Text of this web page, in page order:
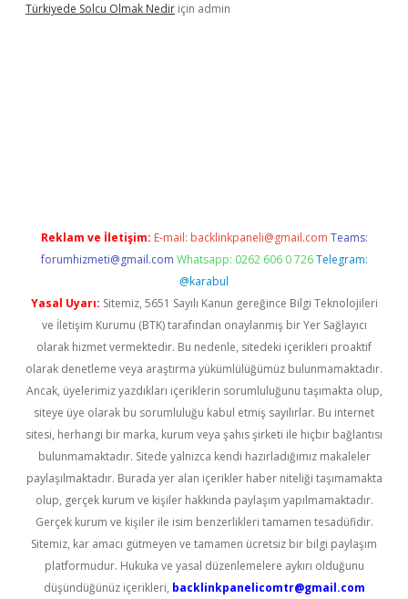
Türkiyede Solcu Olmak Nedir için admin
Reklam ve İletişim: E-mail: backlinkpaneli@gmail.com Teams:
forumhizmeti@gmail.com Whatsapp: 0262 606 0 726 Telegram:
@karabul
Yasal Uyarı: Sitemiz, 5651 Sayılı Kanun gereğince Bilgi Teknolojileri
ve İletişim Kurumu (BTK) tarafından onaylanmış bir Yer Sağlayıcı
olarak hizmet vermektedir. Bu nedenle, sitedeki içerikleri proaktif
olarak denetleme veya araştırma yükümlülüğümüz bulunmamaktadır.
Ancak, üyelerimiz yazdıkları içeriklerin sorumluluğunu taşımakta olup,
siteye üye olarak bu sorumluluğu kabul etmiş sayılırlar. Bu internet
sitesi, herhangi bir marka, kurum veya şahıs şirketi ile hiçbir bağlantısı
bulunmamaktadır. Sitede yalnızca kendi hazırladığımız makaleler
paylaşılmaktadır. Burada yer alan içerikler haber niteliği taşımamakta
olup, gerçek kurum ve kişiler hakkında paylaşım yapılmamaktadır.
Gerçek kurum ve kişiler ile isim benzerlikleri tamamen tesadüfidir.
Sitemiz, kar amacı gütmeyen ve tamamen ücretsiz bir bilgi paylaşım
platformudur. Hukuka ve yasal düzenlemelere aykırı olduğunu
düşündüğünüz içerikleri, backlinkpanelicomtr@gmail.com